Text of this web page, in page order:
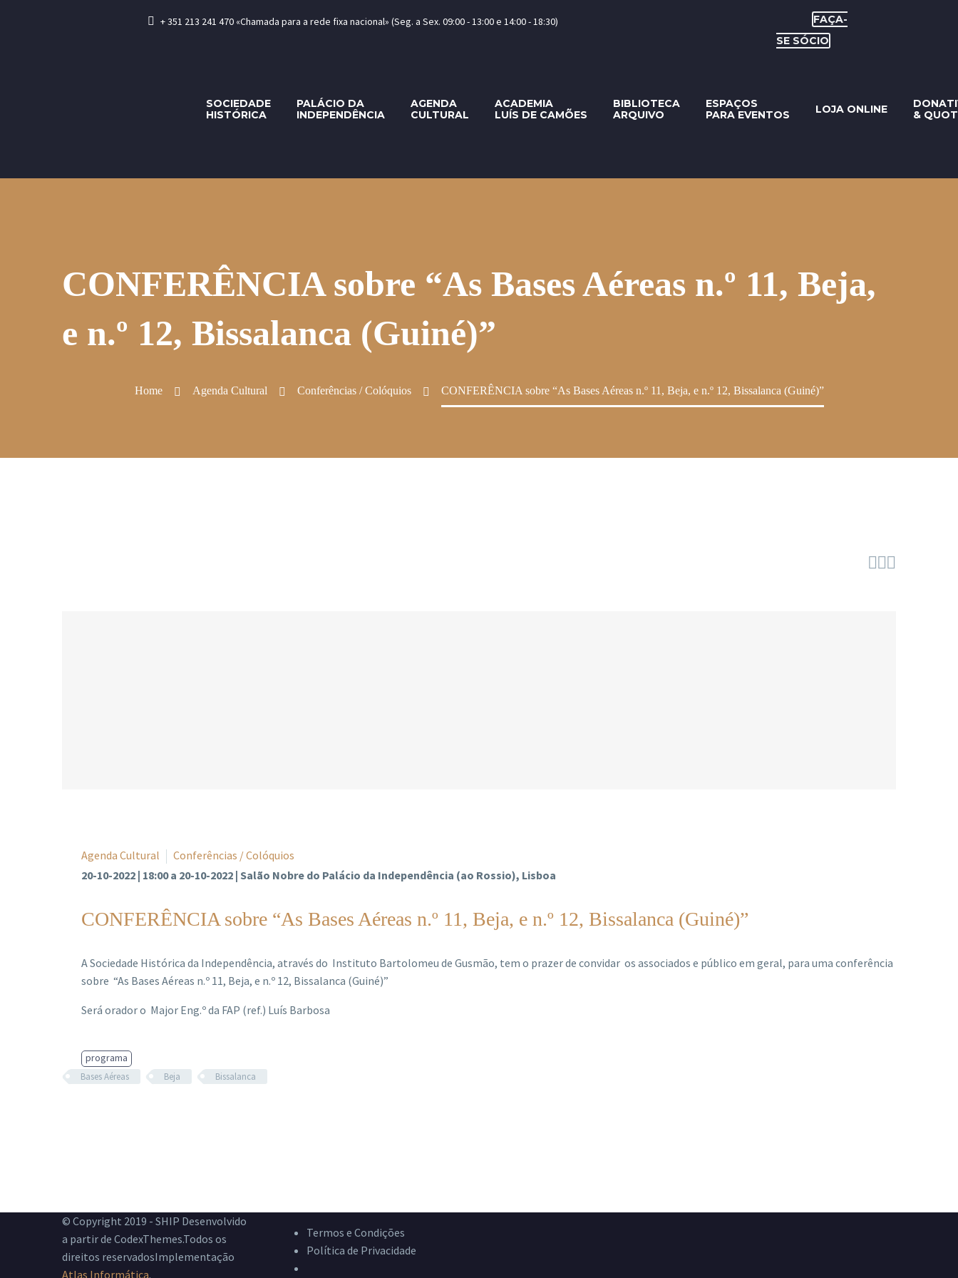
+ 351 213 241 470 «Chamada para a rede fixa nacional» (Seg. a Sex. 09:00 - 13:00 e 14:00 - 18:30)
FAÇA-
SE SÓCIO
SOCIEDADE
HISTÓRICA
PALÁCIO DA
INDEPENDÊNCIA
AGENDA
CULTURAL
ACADEMIA
LUÍS DE CAMÕES
BIBLIOTECA
ARQUIVO
ESPAÇOS
PARA EVENTOS
LOJA ONLINE
&
CONFERÊNCIA sobre “As Bases Aéreas n.º 11, Beja,
e n.º 12, Bissalanca (Guiné)”
Home Agenda Cultural Conferências / Colóquios CONFERÊNCIA sobre “As Bases Aéreas n.º 11, Beja, e n.º 12, Bissalanca (Guiné)”

Agenda Cultural
Conferências / Colóquios
20-10-2022 | 18:00 a 20-10-2022 | Salão Nobre do Palácio da Independência (ao Rossio), Lisboa
CONFERÊNCIA sobre “As Bases Aéreas n.º 11, Beja, e n.º 12, Bissalanca (Guiné)”
A Sociedade Histórica da Independência, através do Instituto Bartolomeu de Gusmão, tem o prazer de convidar os associados e público em geral, para uma conferência
sobre “As Bases Aéreas n.º 11, Beja, e n.º 12, Bissalanca (Guiné)”
Será orador o Major Eng.º da FAP (ref.) Luís Barbosa
programa
Bases Aéreas Beja Bissalanca
Termos e Condições
Política de Privacidade
© Copyright 2019 - SHIP Desenvolvido
a partir de CodexThemes.Todos os
direitos reservadosImplementação
Atlas Informática.